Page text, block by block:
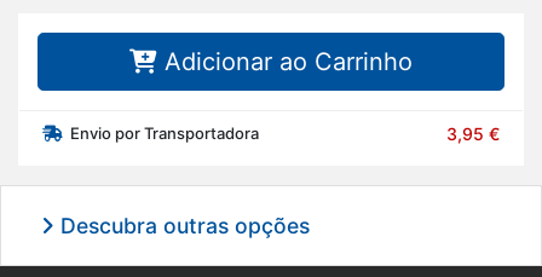
Adicionar ao Carrinho
Envio por Transportadora 3,95 €
Descubra outras opções